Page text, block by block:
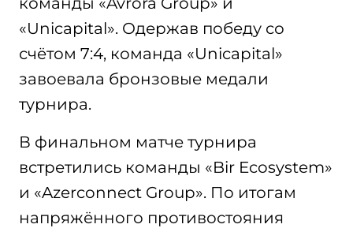
«Unicapital». Одержав победу со
счётом 7:4, команда «Unicapital»
завоевала бронзовые медали
турнира.
В финальном матче турнира
встретились команды «Bir Ecosystem»
и «Azerconnect Group». По итогам
напряжённого противостояния